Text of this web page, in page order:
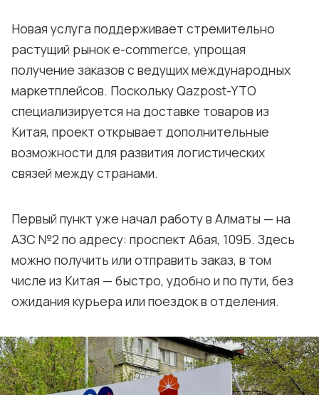
Новая услуга поддерживает стремительно
растущий рынок e-commerce, упрощая
получение заказов с ведущих международных
маркетплейсов. Поскольку Qazpost-YTO
специализируется на доставке товаров из
Китая, проект открывает дополнительные
возможности для развития логистических
связей между странами.
Первый пункт уже начал работу в Алматы — на
АЗС №2 по адресу: проспект Абая, 109Б. Здесь
можно получить или отправить заказ, в том
числе из Китая — быстро, удобно и по пути, без
ожидания курьера или поездок в отделения.